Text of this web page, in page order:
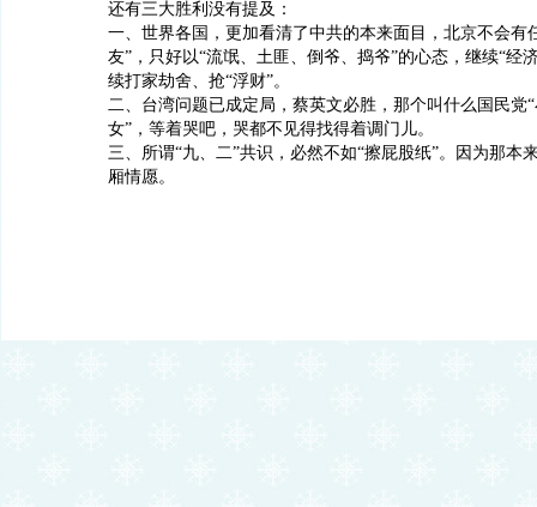
还有三大胜利没有提及：
一、世界各国，更加看清了中共的本来面目，北京不会有
友”，只好以“流氓、土匪、倒爷、捣爷”的心态，继续“经
续打家劫舍、抢“浮财”。
二、台湾问题已成定局，蔡英文必胜，那个叫什么国民党
女”，等着哭吧，哭都不见得找得着调门儿。
三、所谓“九、二”共识，必然不如“擦屁股纸”。因为那本
厢情愿。